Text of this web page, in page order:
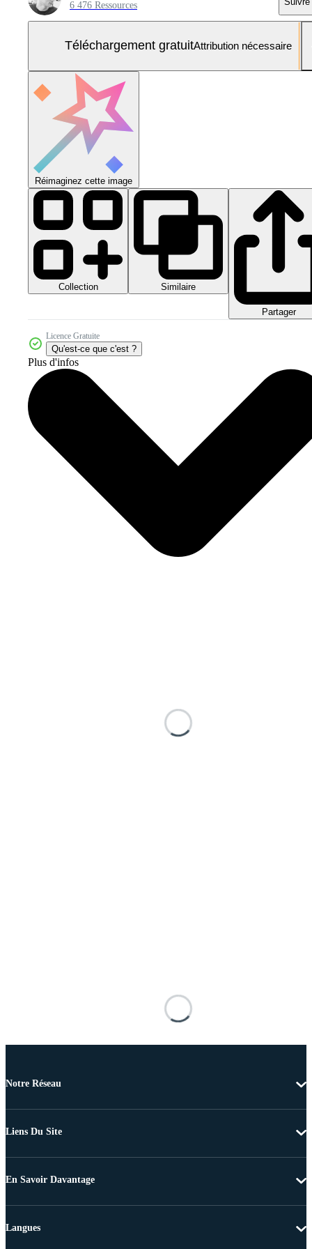
6 476 Ressources
Téléchargement gratuitAttribution nécessaire
Réimaginez cette image
Collection Similaire
Partager
Licence Gratuite
Qu'est-ce que c'est ?
Plus d'infos
Notre Réseau
Liens Du Site
En Savoir Davantage
Langues